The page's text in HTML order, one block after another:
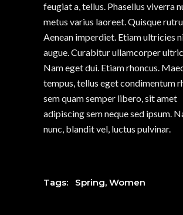
feugiat a, tellus. Phasellus viverra
metus varius laoreet. Quisque
Aenean imperdiet. Etiam ultricies
augue. Curabitur ullamcorper
Nam eget dui. Etiam rhoncus.
tempus, tellus eget condimentum
sem quam semper libero, sit amet
adipiscing sem neque sed ipsum.
nunc, blandit vel, luctus pulvinar.
Tags: Spring, Women